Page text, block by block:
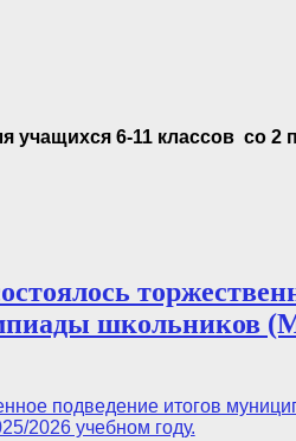
6-11 классов со 2
школьников